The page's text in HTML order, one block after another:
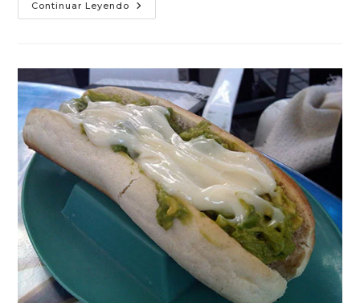
Continuar Leyendo El
Italiano